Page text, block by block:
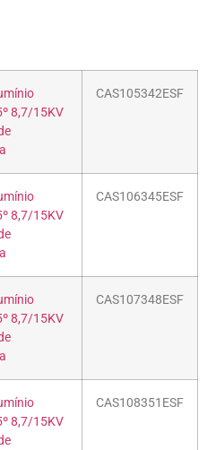
8,7/15KV
CAS105342ESF
8,7/15KV
CAS106345ESF
8,7/15KV
CAS107348ESF
8,7/15KV
CAS108351ESF